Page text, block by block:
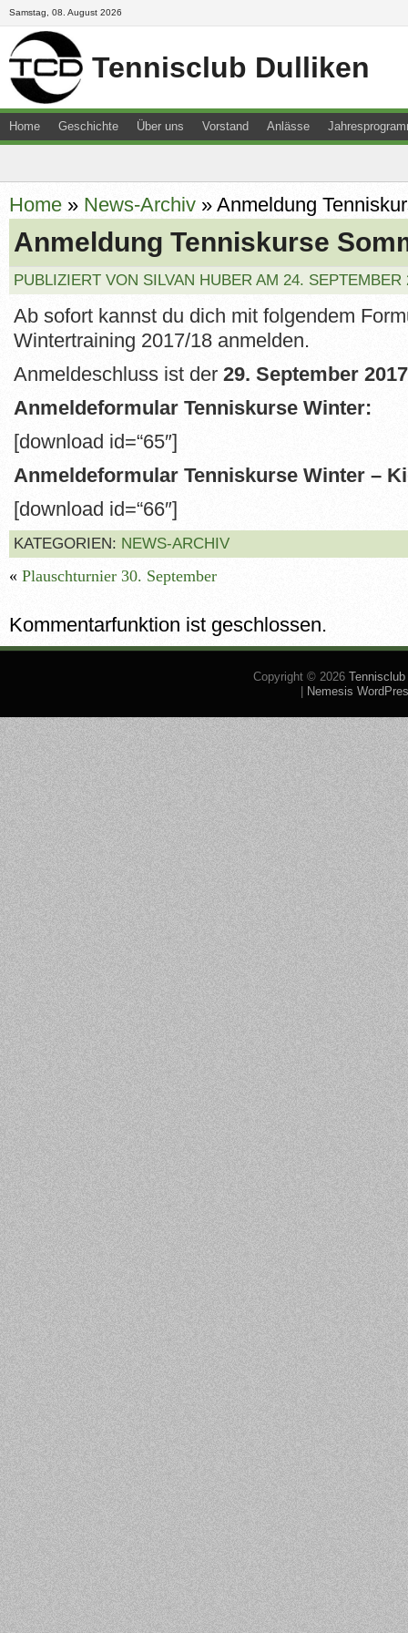
Samstag, 08. August 2026
Tennisclub Dulliken
Home Geschichte Über uns Vorstand Anlässe
Home » News-Archiv » Anmeldung
Anmeldung Tenniskurse
PUBLIZIERT VON SILVAN HUBER AM 24. SEPTEMBER
Ab sofort kannst du dich mit folgendem
Wintertraining 2017/18 anmelden.
Anmeldeschluss ist der 29. September 2017
Anmeldeformular Tenniskurse Winter:
[download id=“65″]
Anmeldeformular Tenniskurse Winter –
[download id=“66″]
KATEGORIEN: NEWS-ARCHIV
« Plauschturnier 30. September
Kommentarfunktion ist geschlossen.
Copyright © 2026
Nemesis